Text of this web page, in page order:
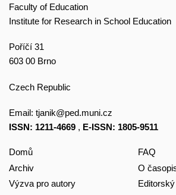
Faculty of Education
Institute for Research in School Education
Poříčí 31
603 00 Brno
Czech Republic
Email: tjanik@ped.muni.cz
ISSN: 1211-4669 , E-ISSN: 1805-9511
Domů
Archiv
Výzva pro autory
FAQ
O